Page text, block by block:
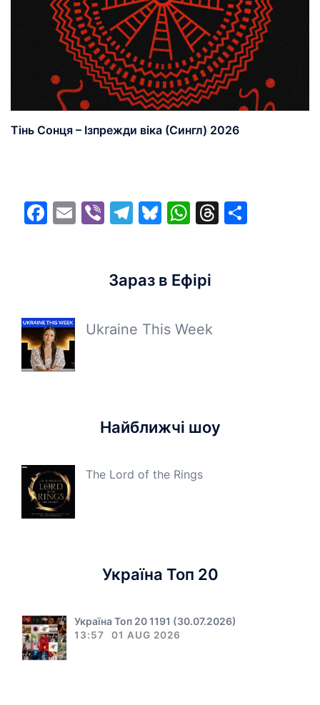
Тінь Сонця – Ізпрежди віка (Сингл) 2026
Facebook
EmailViberTelegram
Bluesky
WhatsApp
Threads
Зараз в Ефірі
Ukraine This Week
Найближчі шоу
The Lord of the Rings
Україна Топ 20
Україна Топ 20 1191 (30.07.2026)
13:57 01 AUG 2026